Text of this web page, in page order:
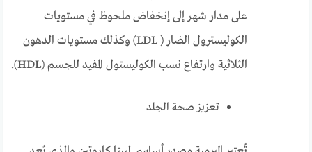
على مدار شهر إلى إنخفاض ملحوظ في مستويات
الكوليسترول الضار ( LDL) وكذلك مستويات الدهون
الثلاثية وارتفاع نسب الكوليستول المفيد للجسم (HDL).
تعزيز صحة الجلد